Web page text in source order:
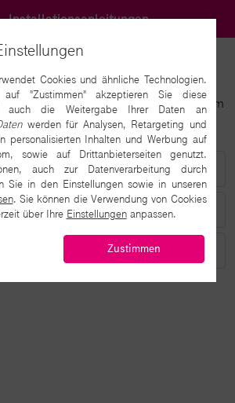
Installationsanleitungen
Service ganz einfach auf dem
Tablets oder PCs ablegen.
von Ihnen genutzte Betriebssystem
Geräte. iPhone / iPad
Geräte. Samsung, LG, Sony, Huawei, etc.
Cookies und ähnliche Technologien.
"Zustimmen" akzeptieren Sie diese
auch die Weitergabe Ihrer Daten an
werden für Analysen, Retargeting und
personalisierten Inhalten und Werbung auf
sowie auf Drittanbieterseiten genutzt.
auch zur Datenverarbeitung durch
Sie in den Einstellungen sowie in unseren
. Sie können die Verwendung von Cookies
über Ihre Einstellungenanpassen.
Zustimmen